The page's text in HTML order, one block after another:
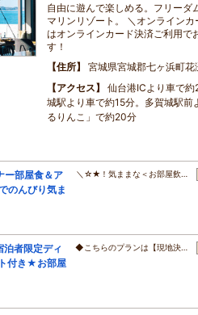
自由に遊んで楽しめる。フリーダ
マリンリゾート。 ＼オンライン
はオンラインカード決済ご利用で
す！
住所
宮城県宮城郡七ヶ浜町
アクセス
仙台港ICより車で
城駅より車で約15分。多賀城駅前
るりんこ」で約20分
ー部屋食＆ア
のんびり気ま
＼☆★！気ままな＜お部屋飲…
泊者限定ディ
付き★お部屋
◆こちらのプランは【現地決…